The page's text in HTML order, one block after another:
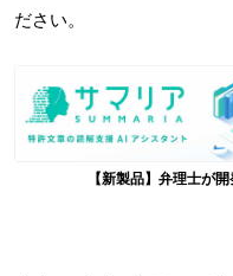
ださい。
【新製品】弁理士が